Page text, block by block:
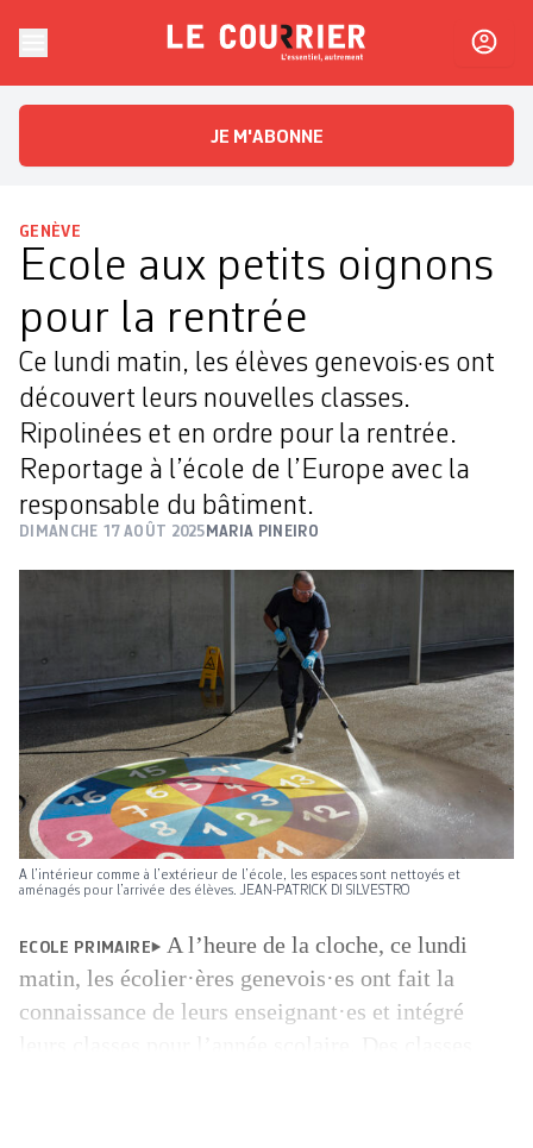
Le CourrierL'essentiel, autrement
JE M'ABONNE
GENÈVE
Ecole aux petits oignons
pour la rentrée
Ce lundi matin, les élèves genevois·es ont
découvert leurs nouvelles classes.
Ripolinées et en ordre pour la rentrée.
Reportage à l’école de l’Europe avec la
responsable du bâtiment.
DIMANCHE 17 AOÛT 2025 MARIA PINEIRO
A l’intérieur comme à l’extérieur de l’école, les espaces sont nettoyés et
aménagés pour l’arrivée des élèves. JEAN-PATRICK DI SILVESTRO
ECOLE PRIMAIRE
A l’heure de la cloche, ce lundi
matin, les écolier·ères genevois·es ont fait la
connaissance de leurs enseignant·es et intégré